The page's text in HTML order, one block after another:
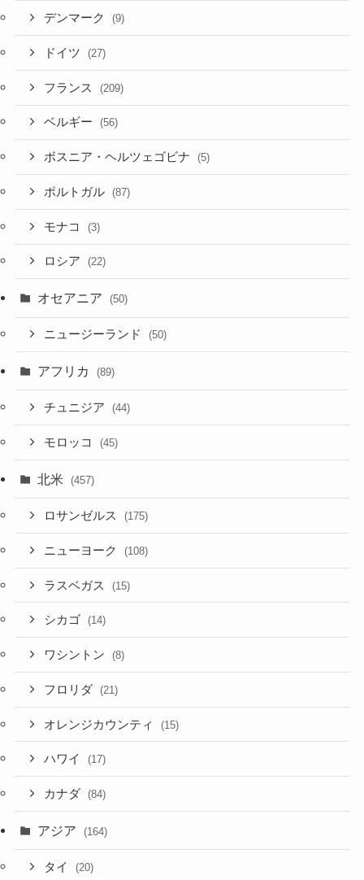
デンマーク (9)
ドイツ (27)
フランス (209)
ベルギー (56)
ボスニア・ヘルツェゴビナ (5)
ポルトガル (87)
モナコ (3)
ロシア (22)
オセアニア (50)
ニュージーランド (50)
アフリカ (89)
チュニジア (44)
モロッコ (45)
北米 (457)
ロサンゼルス (175)
ニューヨーク (108)
ラスベガス (15)
シカゴ (14)
ワシントン (8)
フロリダ (21)
オレンジカウンティ (15)
ハワイ (17)
カナダ (84)
アジア (164)
タイ (20)